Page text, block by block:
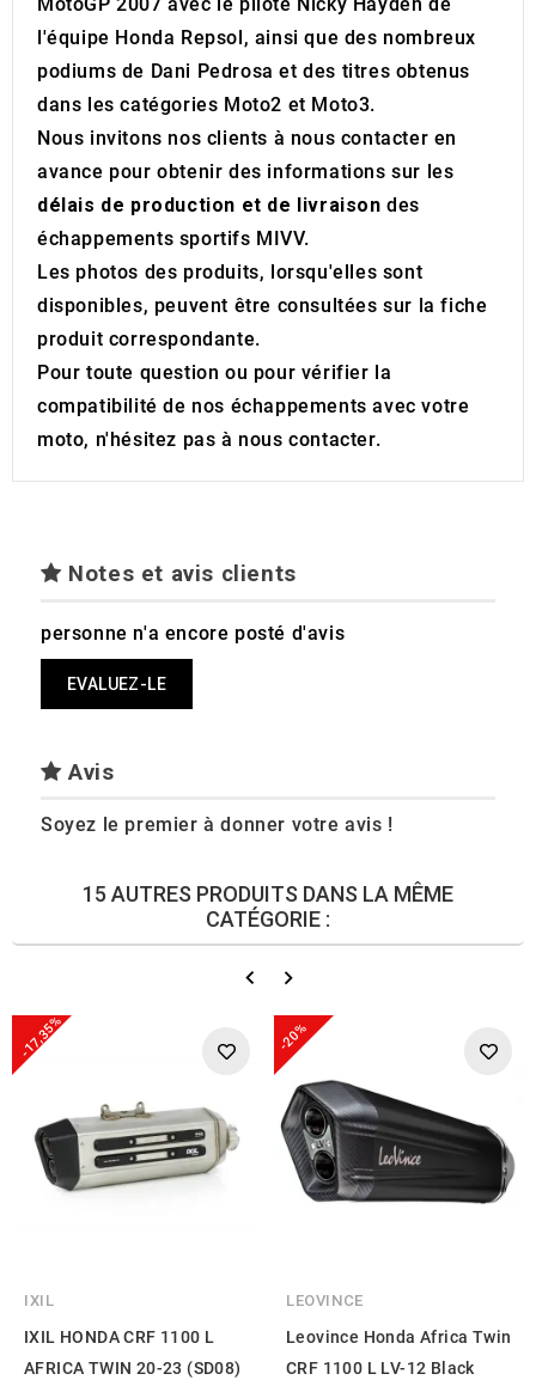
l'équipe Honda Repsol, ainsi que des nombreux
podiums de Dani Pedrosa et des titres obtenus
dans les catégories Moto2 et Moto3.
Nous invitons nos clients à nous contacter en
avance pour obtenir des informations sur les
délais de production et de livraison des
échappements sportifs MIVV.
Les photos des produits, lorsqu'elles sont
disponibles, peuvent être consultées sur la fiche
produit correspondante.
Pour toute question ou pour vérifier la
compatibilité de nos échappements avec votre
moto, n'hésitez pas à nous contacter.
Notes et avis clients
personne n'a encore posté d'avis
EVALUEZ-LE
Avis
Soyez le premier à donner votre avis !
15 AUTRES PRODUITS DANS LA MÊME
CATÉGORIE :
-17,35%
IXIL
IXIL HONDA CRF 1100 L
AFRICA TWIN 20-23 (SD08)
-20%
LEOVINCE
Leovince Honda Africa Twin
CRF 1100 L LV-12 Black